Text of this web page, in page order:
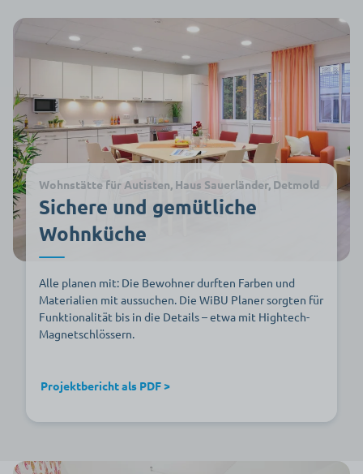
Wohnstätte für Autisten, Haus Sauerländer, Detmold
Sichere und gemütliche
Wohnküche
Alle planen mit: Die Bewohner durften Farben und
Materialien mit aussuchen. Die WiBU Planer sorgten für
Funktionalität bis in die Details – etwa mit Hightech-
Magnetschlössern.
Projektbericht als PDF >